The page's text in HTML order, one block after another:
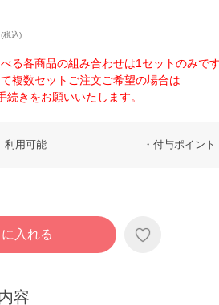
(税込)
る各商品の組み合わせは1セットのみです
複数セットご注文ご希望の場合は
続きをお願いいたします。
利用可能 付与ポイント
入れる
容